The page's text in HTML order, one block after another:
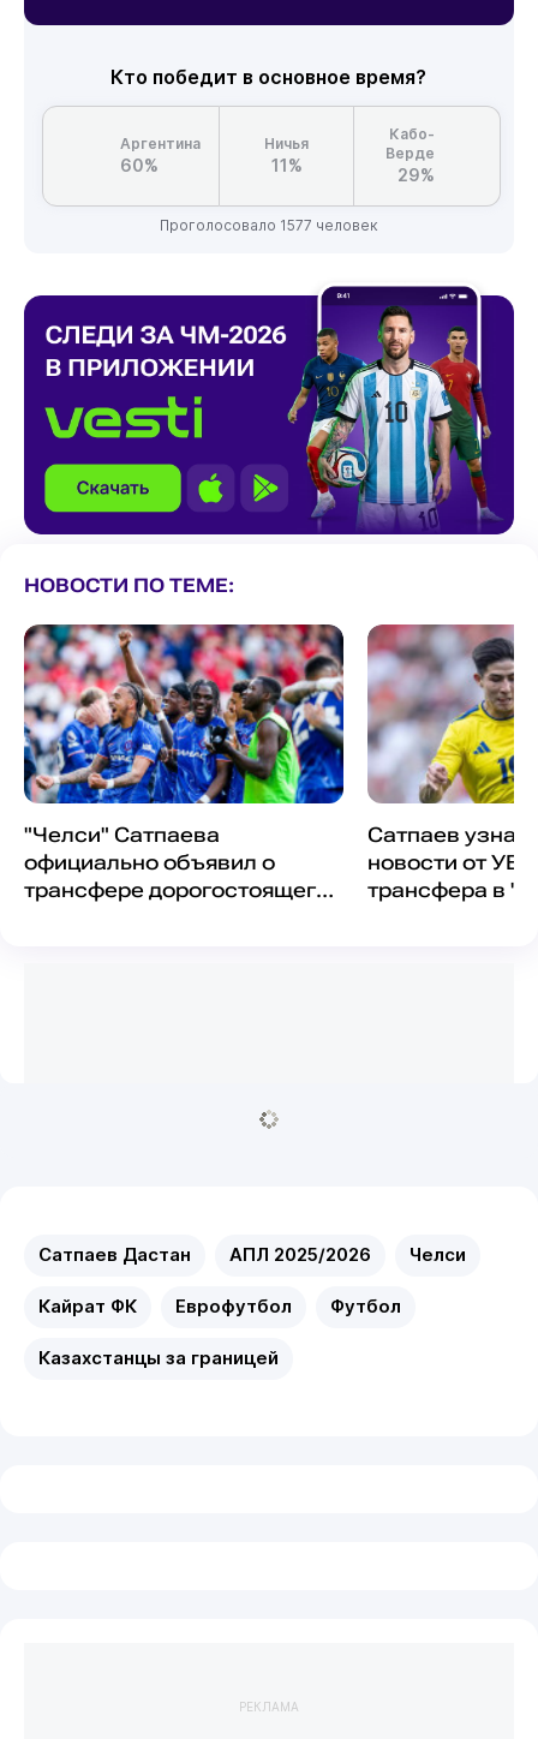
Кто победит в основное время?
Аргентина
60%
Ничья
11%
Кабо-
Верде
29%
Проголосовало 1577 человек
НОВОСТИ ПО ТЕМЕ:
"Челси" Сатпаева
официально объявил о
трансфере дорогостоящего
Сатпаев узнал
новости от
трансфера в
Сатпаев Дастан АПЛ 2025/2026 Челси
Кайрат ФК Еврофутбол Футбол
Казахстанцы за границей
РЕКЛАМА